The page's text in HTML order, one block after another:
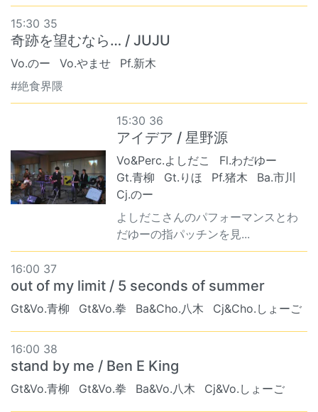
15:30 35
奇跡を望むなら… / JUJU
Vo.のー Vo.やませ
Pf.新木
#絶食界隈
15:30 36
アイデア / 星野源
Vo&Perc.よしだこ
Fl.わだゆー
Gt.青柳
Gt.りほ Pf.猪木
Ba.市川
Cj.のー
よしだこさんのパフォーマンスとわ
だゆーの指パッチンを見...
16:00 37
out of my limit / 5 seconds of summer
Gt&Vo.青柳 Gt&Vo.拳 Ba&Cho.八木 Cj&Cho.しょーご
16:00 38
stand by me / Ben E King
Gt&Vo.青柳 Gt&Vo.拳 Ba&Vo.八木 Cj&Vo.しょーご